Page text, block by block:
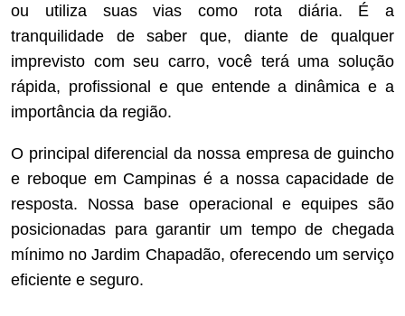
ou utiliza suas vias como rota diária. É a
tranquilidade de saber que, diante de qualquer
imprevisto com seu carro, você terá uma solução
rápida, profissional e que entende a dinâmica e a
importância da região.
O principal diferencial da nossa empresa de guincho
e reboque em Campinas é a nossa capacidade de
resposta. Nossa base operacional e equipes são
posicionadas para garantir um tempo de chegada
mínimo no Jardim Chapadão, oferecendo um serviço
eficiente e seguro.